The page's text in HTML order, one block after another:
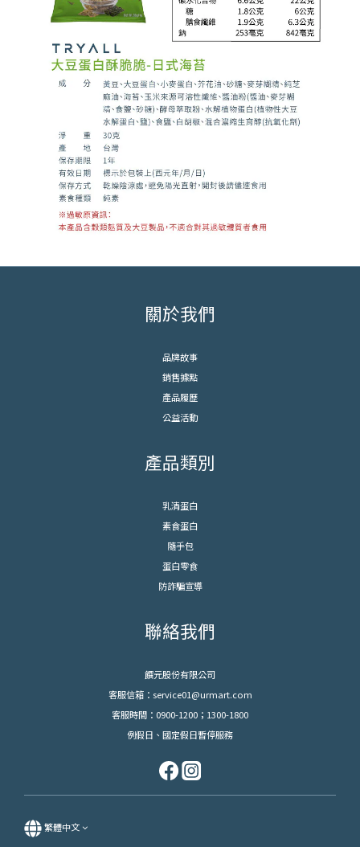
關於我們
品牌故事
銷售據點
產品履歷
公益活動
產品類別
乳清蛋白
素食蛋白
隨手包
蛋白零食
防詐騙宣導
聯絡我們
饌元股份有限公司
客服信箱：service01@urmart.com
客服時間：0900-1200；1300-1800
例假日、國定假日暫停服務
繁體中文